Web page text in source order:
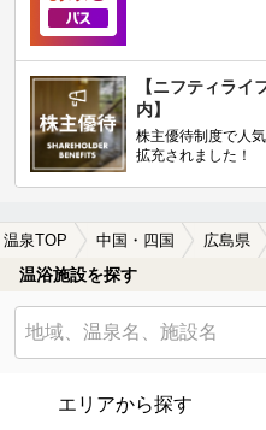
【ニフティライ
内】
株主優待制度で人
拡充されました！
温泉TOP 中国・四国 広島県
温浴施設を探す
エリアから探す